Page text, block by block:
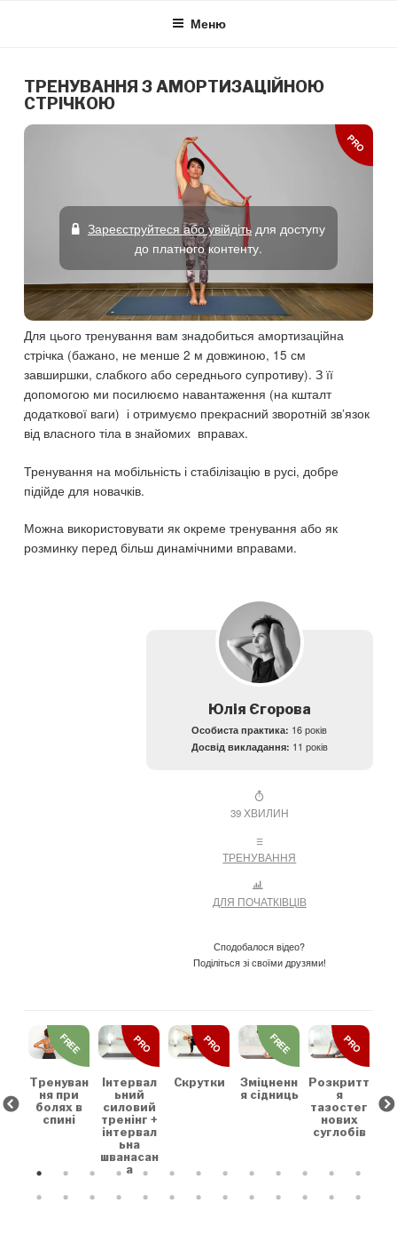
Меню
ТРЕНУВАННЯ З АМОРТИЗАЦІЙНОЮ
СТРІЧКОЮ
PRO
Зареєструйтеся або увійдітьдля доступу
до платного контенту.
Для цього тренування вам знадобиться амортизаційна
стрічка (бажано, не менше 2 м довжиною, 15 см
завширшки, слабкого або середнього супротиву). З її
допомогою ми посилюємо навантаження (на кшталт
додаткової ваги) і отримуємо прекрасний зворотній зв’язок
від власного тіла в знайомих вправах.
Тренування на мобільність і стабілізацію в русі, добре
підійде для новачків.
Можна використовувати як окреме тренування або як
розминку перед більш динамічними вправами.
Юлія Єгорова
Особиста практика: 16 років
Досвід викладання: 11 років
39 ХВИЛИН
ТРЕНУВАННЯ
ДЛЯ ПОЧАТКІВЦІВ
Сподобалося відео?
Поділіться зі своїми друзями!
Тренуван
ня при
болях в
спині
FREE
Інтервал
ьний
силовий
тренінг +
інтервал
ьна
шванасан
а
PRO
Скрутки
PRO
Зміцненн
я сідниць
FREE
Розкритт
я
тазостег
нових
суглобів
PRO